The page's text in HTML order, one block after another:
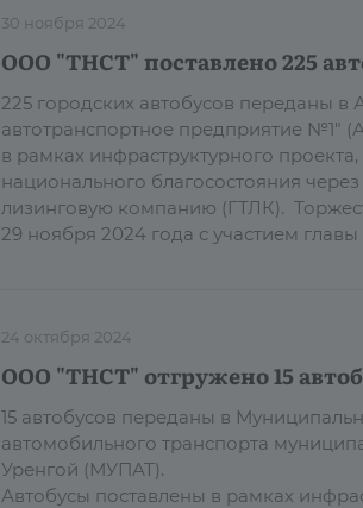
30 ноября 2024
ООО "ТНСТ" поставлено 225
225 городских автобусов переданы
автотранспортное предприятие №1"
в рамках инфраструктурного
национального благосостояния
лизинговую компанию (ГТЛК).
29 ноября 2024 года с участием
24 октября 2024
ООО "ТНСТ" отгружено 15
15 автобусов переданы в
автомобильного транспорта
Уренгой (МУПАТ).
Автобусы поставлены в рамках